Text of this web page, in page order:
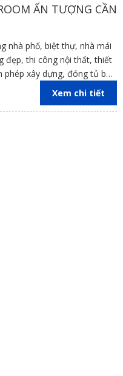
ẤN TƯỢNG CẦN
nhà phố, biệt thự, nhà mái
đẹp, thi công nội thất, thiết
xây dựng, đóng tủ bếp
TP Hồ Chí Minh,
Xem chi tiết